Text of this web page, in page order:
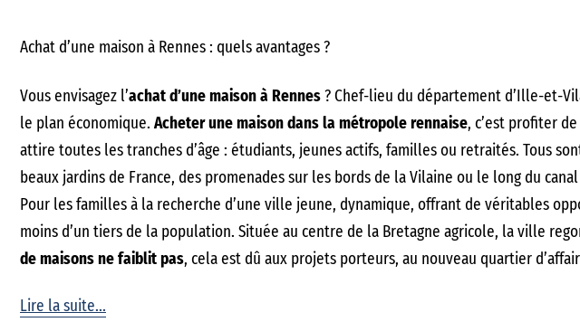
Achat d’une maison à Rennes : quels avantages ?
Vous envisagez l’achat d’une maison à Rennes ? Chef-lieu du département d’Ille-et-
le plan économique. Acheter une maison dans la métropole rennaise, c’est profiter
attire toutes les tranches d’âge : étudiants, jeunes actifs, familles ou retraités. Tous
beaux jardins de France, des promenades sur les bords de la Vilaine ou le long du
Pour les familles à la recherche d’une ville jeune, dynamique, offrant de véritables
moins d’un tiers de la population. Située au centre de la Bretagne agricole, la ville
de maisons ne faiblit pas, cela est dû aux projets porteurs, au nouveau quartier
Acheter une maison à Rennes : quel quartier ?
Lire la suite...